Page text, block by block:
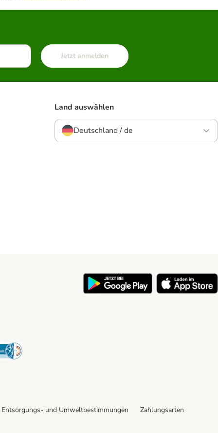
Jetzt anmelden
Land auswählen
Deutschland / de
Security
Entsorgungs- und Umweltbestimmungen
Zahlungsarten